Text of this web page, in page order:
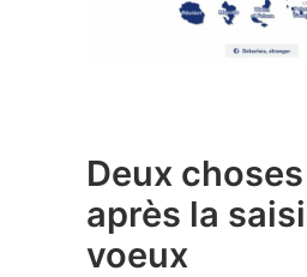
Deux
après la
voeux